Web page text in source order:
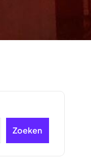
Zoeken